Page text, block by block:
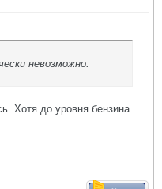
невозможно.
Хотя до уровня бензина